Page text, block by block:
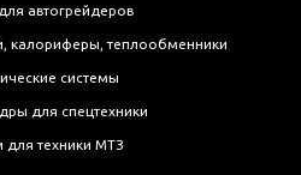
автогрейдеров
калориферы, теплообменники
системы
для спецтехники
для техники МТЗ